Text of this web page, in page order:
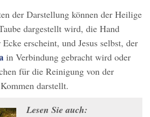
der Darstellung können der Heilige
dargestellt wird, die Hand
erscheint, und Jesus selbst, der
in Verbindung gebracht wird oder
für die Reinigung von der
darstellt.
Lesen Sie auch: